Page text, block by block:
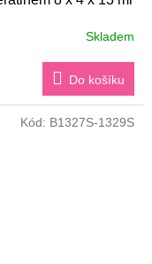
Skladem
Do košíku
Kód: B1327S-1329S